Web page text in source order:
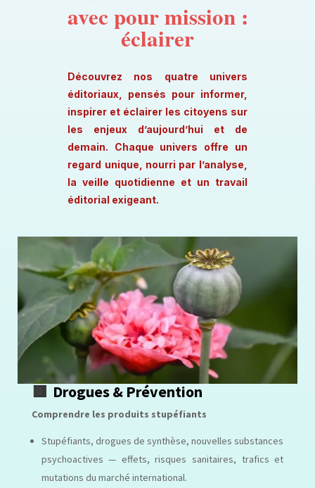
avec pour mission :
éclairer
Découvrez nos quatre univers
éditoriaux, pensés pour informer,
inspirer et éclairer les citoyens sur
les enjeux d’aujourd’hui et de
demain. Chaque univers offre un
regard unique, nourri par l’analyse,
la veille quotidienne et un travail
éditorial exigeant.
🟥 Drogues & Prévention
Comprendre les produits stupéfiants
Stupéfiants, drogues de synthèse, nouvelles substances
psychoactives — effets, risques sanitaires, trafics et
mutations du marché international.